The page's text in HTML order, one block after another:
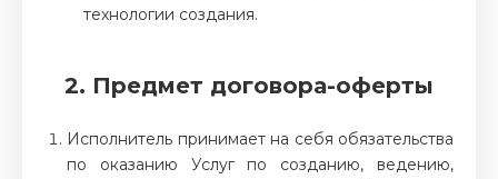
технологии создания.
2. Предмет договора-оферты
Исполнитель принимает на себя обязательства
по оказанию Услуг по созданию, ведению,